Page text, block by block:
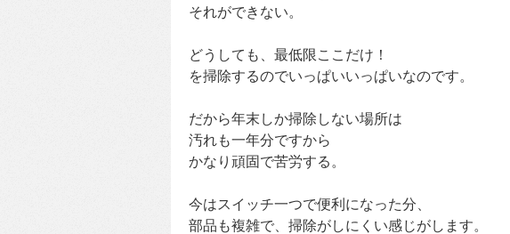
それができない。
どうしても、最低限ここだけ！
を掃除するのでいっぱいいっぱいなのです。
だから年末しか掃除しない場所は
汚れも一年分ですから
かなり頑固で苦労する。
今はスイッチ一つで便利になった分、
部品も複雑で、掃除がしにくい感じがします。